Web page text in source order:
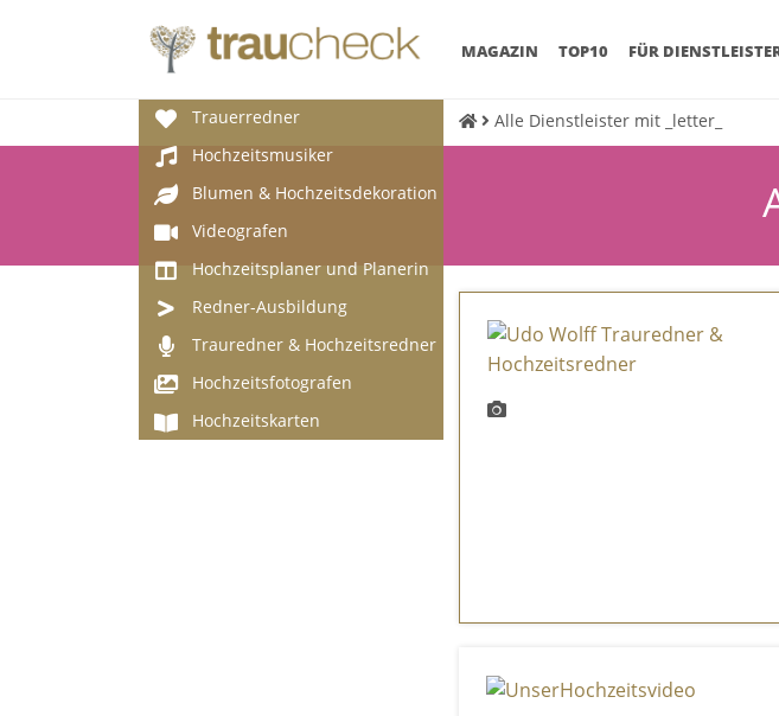
MAGAZIN (CURRENT)
TOP10 FÜR
Trauerredner
Hochzeitsmusiker
Blumen & Hochzeitsdekoration
Videografen
Hochzeitsplaner und Planerin
Redner-Ausbildung
Trauredner & Hochzeitsredner
Hochzeitsfotografen
Hochzeitskarten
Alle Dienstleister mit _letter_